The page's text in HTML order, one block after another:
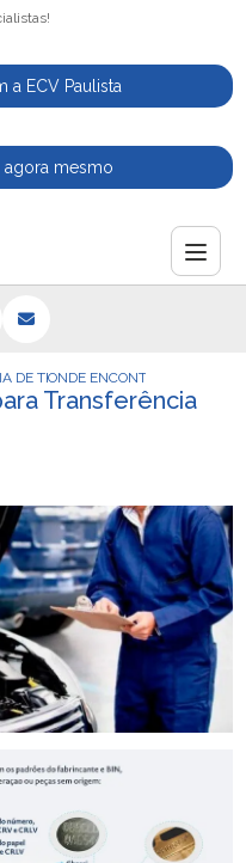
a ECV Paulista
agora mesmo
DE TRANSFERENCIA DE CARRO
ONDE ENCONTRO VISTORIA
Transferência